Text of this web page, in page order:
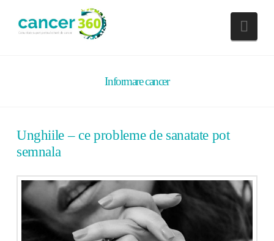
Informare cancer
Unghiile – ce probleme de sanatate pot
semnala